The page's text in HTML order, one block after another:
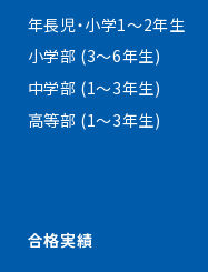
年長児・小学1〜2年生
小学部 (3〜6年生)
中学部 (1〜3年生)
高等部 (1〜3年生)
合格実績